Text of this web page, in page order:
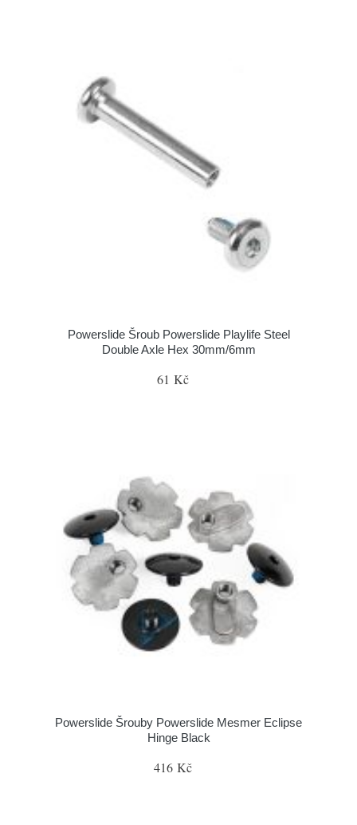
Powerslide Šroub Powerslide Playlife Steel
Double Axle Hex 30mm/6mm
61 Kč
Powerslide Šrouby Powerslide Mesmer Eclipse
Hinge Black
416 Kč